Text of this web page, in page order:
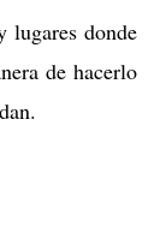
lugares donde
de hacerlo